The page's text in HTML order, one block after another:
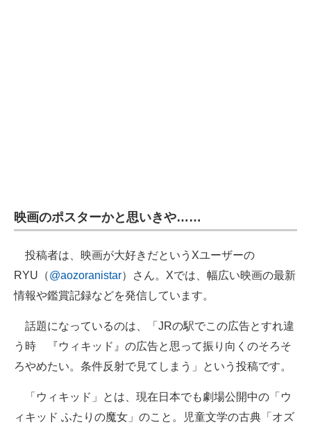
製造業のIT導入・活用を支援
モノづくり技術者専門サイト
エレクトロニクス専門サイト
電子設計の基本と応用
エネルギーの専門メディア
ちょっと気になるネットの話題
映画のポスターかと思いきや……
投稿者は、映画が大好きだというXユーザーの
RYU（@aozoranistar）さん。Xでは、幅広い映画の最新
情報や鑑賞記録などを発信しています。
話題になっているのは、「JRの駅でこの広告とすれ違
う時 『ウィキッド』の広告と思って振り向くのそろそ
ろやめたい。条件反射で見てしまう」という投稿です。
「ウィキッド」とは、現在日本でも劇場公開中の「ウ
ィキッド ふたりの魔女」のこと。児童文学の古典「オズ